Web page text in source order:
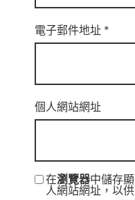
電子郵件地址 *
個人網站網址
在瀏覽器中儲存
人網站網址，以